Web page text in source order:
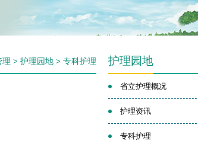
理 > 护理园地 > 专科护理 护理园地
省立护理概况
护理资讯
专科护理